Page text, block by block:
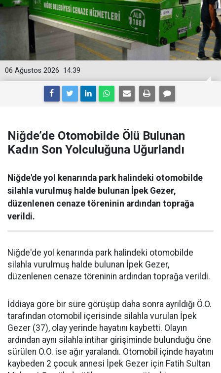
14:39
06 Ağustos 2026
Niğde’de Otomobilde Ölü Bulunan
Kadın Son Yolculuğuna Uğurlandı
Niğde'de yol kenarında park halindeki otomobilde
silahla vurulmuş halde bulunan İpek Gezer,
düzenlenen cenaze töreninin ardından toprağa
verildi.
Niğde'de yol kenarında park halindeki otomobilde
silahla vurulmuş halde bulunan İpek Gezer,
düzenlenen cenaze töreninin ardından toprağa verildi.
İddiaya göre bir süre görüşüp daha sonra ayrıldığı Ö.O.
tarafından otomobil içerisinde silahla vurulan İpek
Gezer (37), olay yerinde hayatını kaybetti. Olayın
ardından aynı silahla intihar girişiminde bulunduğu öne
sürülen Ö.O. ise ağır yaralandı. Otomobil içinde hayatını
kaybeden 2 çocuk annesi İpek Gezer için Fatih Sultan